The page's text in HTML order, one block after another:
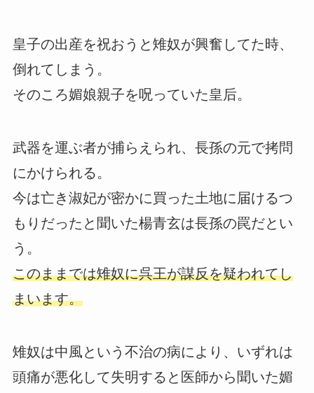
皇子の出産を祝おうと雉奴が興奮してた時、
倒れてしまう。
そのころ媚娘親子を呪っていた皇后。
武器を運ぶ者が捕らえられ、長孫の元で拷問
にかけられる。
今は亡き淑妃が密かに買った土地に届けるつ
もりだったと聞いた楊青玄は長孫の罠だとい
う。
このままでは雉奴に呉王が謀反を疑われてし
まいます。
雉奴は中風という不治の病により、いずれは
頭痛が悪化して失明すると医師から聞いた媚